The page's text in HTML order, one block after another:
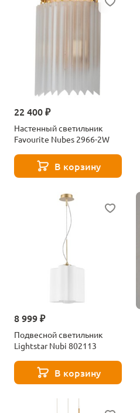
22 400 ₽
Настенный светильник
Favourite Nubes 2966-2W
В корзину
8 999 ₽
Подвесной светильник
Lightstar Nubi 802113
В корзину